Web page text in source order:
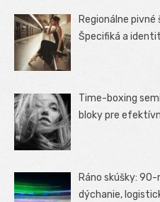
Regionálne
Špecifiká a
Time-boxing
bloky pre
Ráno skúšky:
dýchanie,